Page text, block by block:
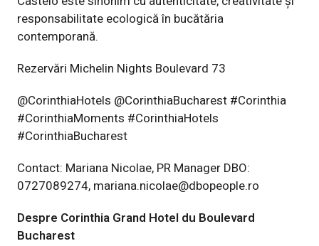
responsabilitate ecologică în bucătăria
contemporană.
Rezervări Michelin Nights Boulevard 73
@CorinthiaHotels @CorinthiaBucharest #Corinthia
#CorinthiaMoments #CorinthiaHotels
#CorinthiaBucharest
Contact: Mariana Nicolae, PR Manager DBO:
0727089274, mariana.nicolae@dbopeople.ro
Despre Corinthia Grand Hotel du Boulevard
Bucharest